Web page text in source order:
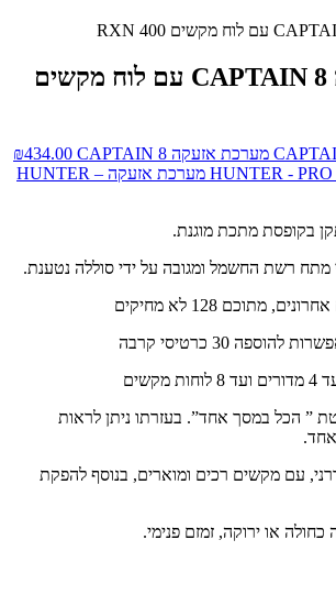
מערכת אזעקה CAPTAIN 8 עם לוח מקשים
מערכת אזעקה CAPTAIN 8 ₪434.00
מערכת אזעקה HUNTER –
בקופסת מתכת מוגנת.
רשת החשמל ומגובה על ידי סוללה נטענת.
” הכל במסך אחד”. בעזרתו ניתן לראות
עם מקשים רכים ומוארים, בנוסף להפקת
או ירוקה, זמזם פנימי.